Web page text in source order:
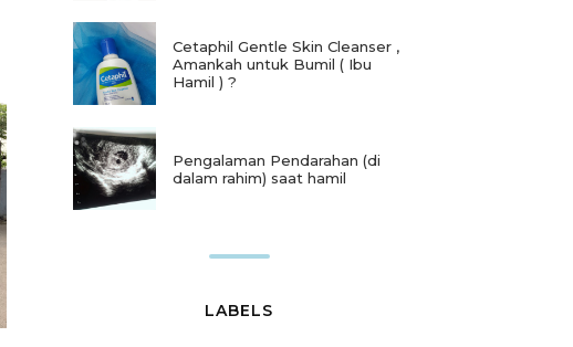
Cetaphil Gentle Skin Cleanser ,
Amankah untuk Bumil ( Ibu
Hamil ) ?
Pengalaman Pendarahan (di
dalam rahim) saat hamil
LABELS